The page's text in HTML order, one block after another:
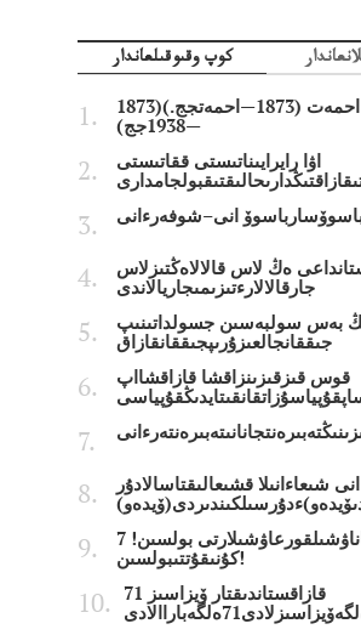
كوپ وقىوقىلعاندار
بايتۇرسىنۇلى، احمەت (1873—احمەتجج.)(1873
—1938جج)
اۋا رايرايىناتىستى ققاتىستى
انى–شوفەرءانى
ەڭ لاس قالالاەڭتىزلاس
جارقالالارءتىزىمىجاريالاندى
بەس سولبەسىن جسولداتىنىپ
جىققانجالعىزۇرىپجىققانقازاق
قوس قىزقىزىنزاقشا قازاقشااپ
شىعاءانىلا قشىعالىقتاسالادۇر
7 مامىر - وتان وتاناۋشىلقورعاۋشىلارتى بولسىن!
كۇنىقۇتتىبولسىن!
قازاقستاندىقتار ۆيزاسىز 71